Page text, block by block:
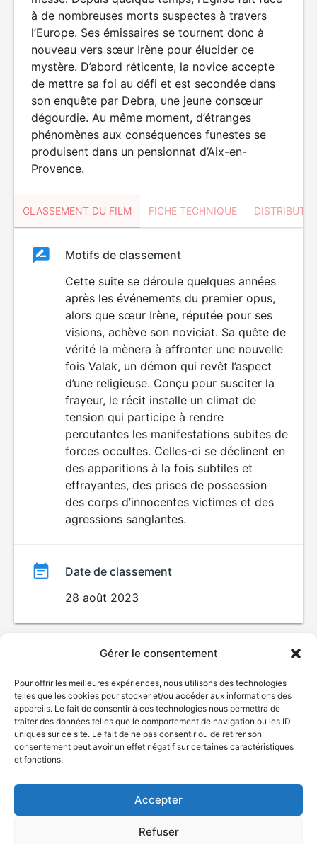
Gérer le consentement
Pour offrir les meilleures expériences, nous utilisons des technologies
telles que les cookies pour stocker et/ou accéder aux informations des
appareils. Le fait de consentir à ces technologies nous permettra de
traiter des données telles que le comportement de navigation ou les ID
uniques sur ce site. Le fait de ne pas consentir ou de retirer son
consentement peut avoir un effet négatif sur certaines caractéristiques
et fonctions.
Accepter
Refuser
à de nombreuses morts suspectes à travers
l’Europe. Ses émissaires se tournent donc à
nouveau vers sœur Irène pour élucider ce
mystère. D’abord réticente, la novice accepte
de mettre sa foi au défi et est secondée dans
son enquête par Debra, une jeune consœur
dégourdie. Au même moment, d’étranges
phénomènes aux conséquences funestes se
produisent dans un pensionnat d’Aix-en-
Provence.
CLASSEMENT DU FILM FICHE TECHNIQUE
ClassementClassement
VIOLENCE
HORREUR
Motifs de classement
Cette suite se déroule quelques années
après les événements du premier opus,
alors que sœur Irène, réputée pour ses
visions, achève son noviciat. Sa quête de
vérité la mènera à affronter une nouvelle
fois Valak, un démon qui revêt l’aspect
d’une religieuse. Conçu pour susciter la
frayeur, le récit installe un climat de
tension qui participe à rendre
percutantes les manifestations subites de
forces occultes. Celles-ci se déclinent en
des apparitions à la fois subtiles et
effrayantes, des prises de possession
des corps d’innocentes victimes et des
agressions sanglantes.
Date de classement
28 août 2023
© Gouvernement du Québec, 2026
Plan du site
Accessibilité
Accès à l'information
Déclaration de services